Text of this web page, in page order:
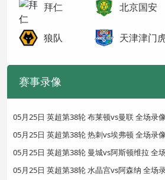
拜仁 北京国安
狼队 天津津门
赛事录像
05月25日 英超第38轮 布莱顿vs曼联 全场录
05月25日 英超第38轮 热刺vs埃弗顿 全场录
05月25日 英超第38轮 曼城vs阿斯顿维拉 全
05月25日 英超第38轮 水晶宫vs阿森纳 全场